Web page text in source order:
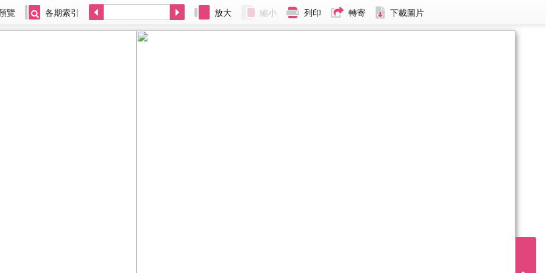
覽 各期索引 放大 縮小 列印 轉寄 下載圖片